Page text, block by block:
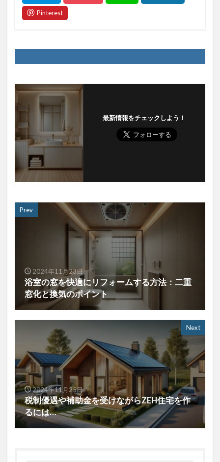
最新情報をチェックしよう！
Prev
2024年11月23日
浴室の窓を快適にリフォームする方法：二重
窓化と換気のポイント
Next
2024年11月25日
税制優遇や補助金を受けながらZEH住宅を作
るには…